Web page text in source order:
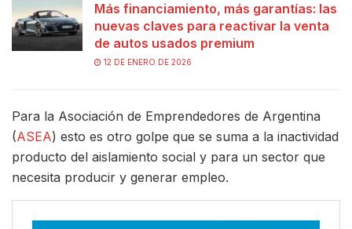
Más financiamiento, más garantías: las
nuevas claves para reactivar la venta
de autos usados premium
12 DE ENERO DE 2026
Para la Asociación de Emprendedores de Argentina
(ASEA) esto es otro golpe que se suma a la inactividad
producto del aislamiento social y para un sector que
necesita producir y generar empleo.